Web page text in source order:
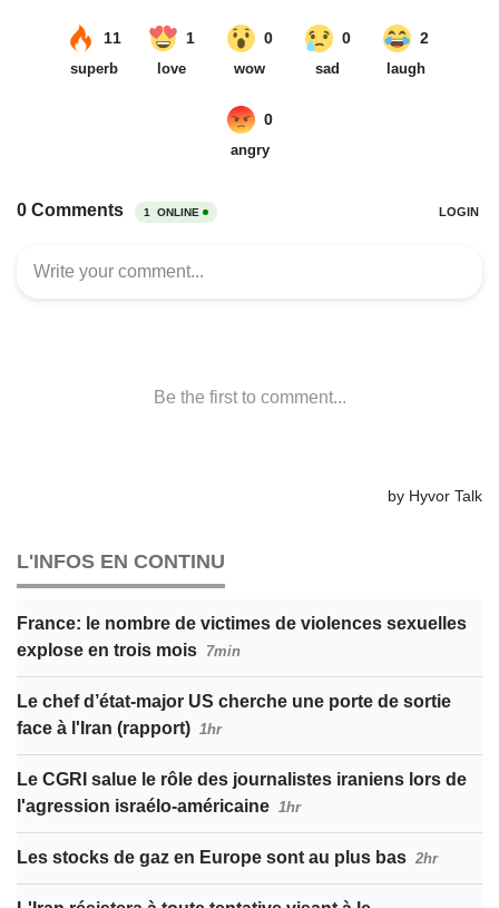
L'INFOS EN CONTINU
France: le nombre de victimes de violences sexuelles
explose en trois mois 7min
Le chef d’état-major US cherche une porte de sortie
face à l'Iran (rapport) 1hr
Le CGRI salue le rôle des journalistes iraniens lors de
l'agression israélo-américaine 1hr
Les stocks de gaz en Europe sont au plus bas 2hr